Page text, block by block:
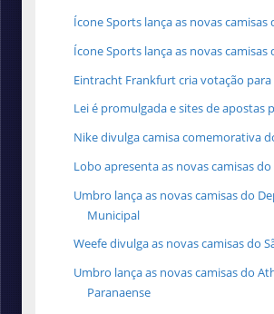
Ícone Sports lança as novas
Ícone Sports lança as novas camisas
Eintracht Frankfurt cria votação para
Lei é promulgada e sites de apostas
Nike divulga camisa comemorativa
Lobo apresenta as novas camisas
Umbro lança as novas camisas do
Municipal
Weefe divulga as novas camisas do
Umbro lança as novas camisas do
Paranaense